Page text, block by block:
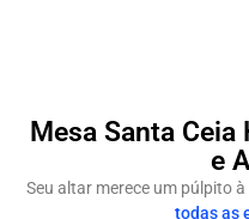
Mesa Santa
e
Seu altar merece um púlpito
todas as